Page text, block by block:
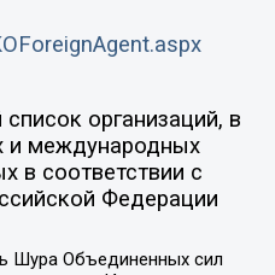
организаций, в
и международных
в соответствии с
Федерации
Шура Объединенных сил